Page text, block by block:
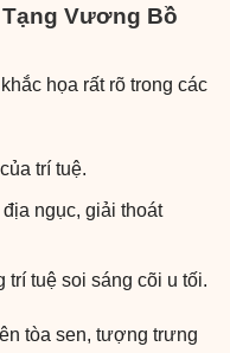
Vương Bồ
họa rất rõ trong các
trí tuệ.
ngục, giải thoát
trí tuệ soi sáng cõi u tối.
tòa sen, tượng trưng